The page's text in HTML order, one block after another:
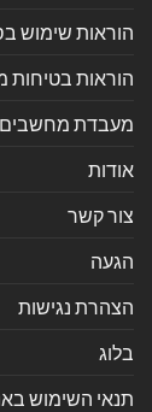
הוראות שימוש
הוראות בטיחות
מעבדת מחשבים
אודות
צור קשר
הגעה
הצהרת נגישות
בלוג
תנאי השימוש